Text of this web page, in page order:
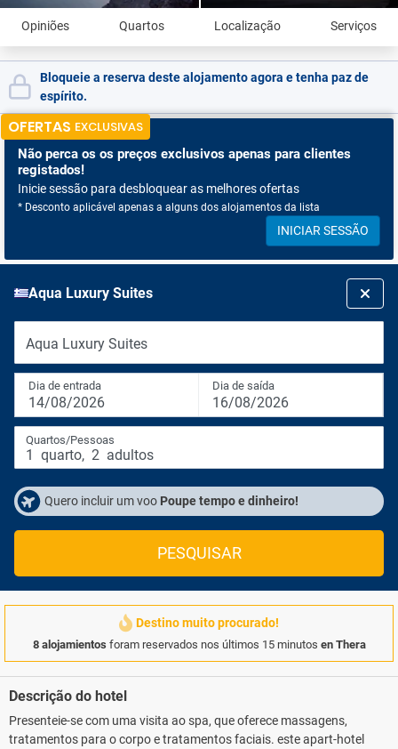
Opiniões Quartos Localização Serviços
Bloqueie a reserva deste alojamento agora e tenha paz de
espírito.
OFERTAS EXCLUSIVAS
Não perca os os preços exclusivos apenas para clientes
registados!
Inicie sessão para desbloquear as melhores ofertas
* Desconto aplicável apenas a alguns dos alojamentos da lista
INICIAR SESSÃO
Aqua Luxury Suites
Aqua Luxury Suites
Dia de entrada
14/08/2026
Dia de saída
16/08/2026
Quartos/Pessoas
1 quarto, 2 adultos
Quero incluir um voo Poupe tempo e dinheiro!
PESQUISAR
Destino muito procurado!
8 alojamientos foram reservados nos últimos 15 minutos en Thera
Descrição do hotel
Presenteie-se com uma visita ao spa, que oferece massagens,
tratamentos para o corpo e tratamentos faciais. este apart-hotel